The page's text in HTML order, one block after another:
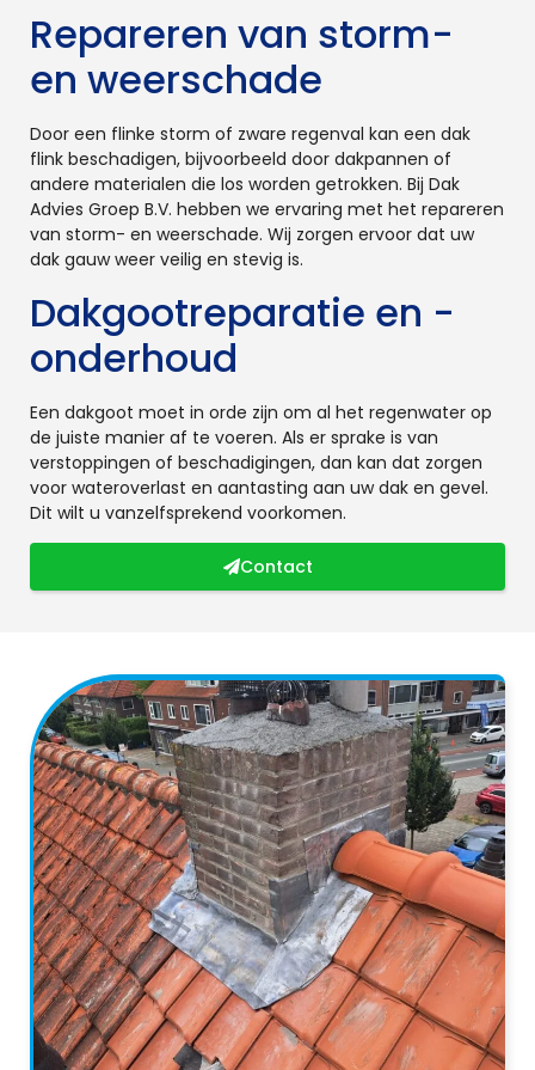
Repareren van storm-
en weerschade
Door een flinke storm of zware regenval kan een dak
flink beschadigen, bijvoorbeeld door dakpannen of
andere materialen die los worden getrokken. Bij Dak
Advies Groep B.V. hebben we ervaring met het repareren
van storm- en weerschade. Wij zorgen ervoor dat uw
dak gauw weer veilig en stevig is.
Dakgootreparatie en -
onderhoud
Een dakgoot moet in orde zijn om al het regenwater op
de juiste manier af te voeren. Als er sprake is van
verstoppingen of beschadigingen, dan kan dat zorgen
voor wateroverlast en aantasting aan uw dak en gevel.
Dit wilt u vanzelfsprekend voorkomen.
Contact